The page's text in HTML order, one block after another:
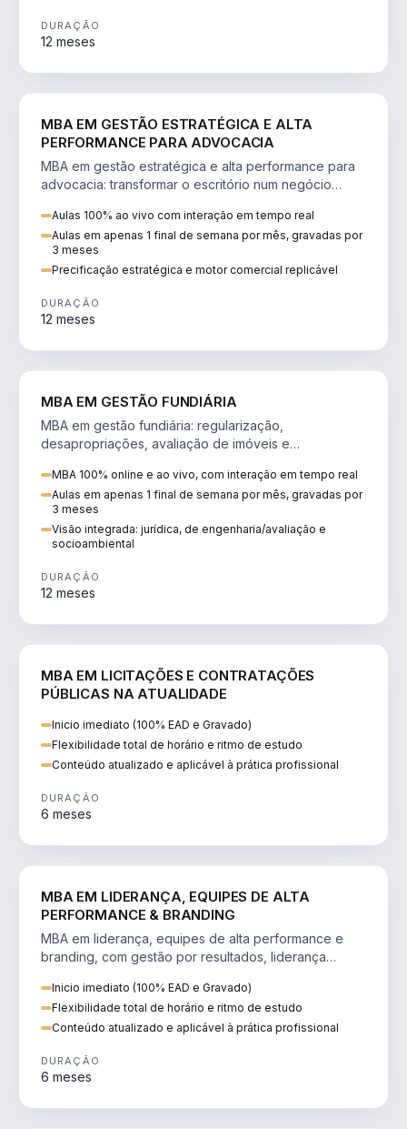
DURAÇÃO
12 meses
MBA EM GESTÃO ESTRATÉGICA E ALTA
PERFORMANCE PARA ADVOCACIA
MBA em gestão estratégica e alta performance para
advocacia: transformar o escritório num negócio
Aulas 100% ao vivo com interação em tempo real
Aulas em apenas 1 final de semana por mês, gravadas por
3 meses
Precificação estratégica e motor comercial replicável
DURAÇÃO
12 meses
MBA EM GESTÃO FUNDIÁRIA
MBA em gestão fundiária: regularização,
desapropriações, avaliação de imóveis e
MBA 100% online e ao vivo, com interação em tempo real
Aulas em apenas 1 final de semana por mês, gravadas por
3 meses
Visão integrada: jurídica, de engenharia/avaliação e
socioambiental
DURAÇÃO
12 meses
MBA EM LICITAÇÕES E CONTRATAÇÕES
PÚBLICAS NA ATUALIDADE
Inicio imediato (100% EAD e Gravado)
Flexibilidade total de horário e ritmo de estudo
Conteúdo atualizado e aplicável à prática profissional
DURAÇÃO
6 meses
MBA EM LIDERANÇA, EQUIPES DE ALTA
PERFORMANCE & BRANDING
MBA em liderança, equipes de alta performance e
branding, com gestão por resultados, liderança
Inicio imediato (100% EAD e Gravado)
Flexibilidade total de horário e ritmo de estudo
Conteúdo atualizado e aplicável à prática profissional
DURAÇÃO
6 meses